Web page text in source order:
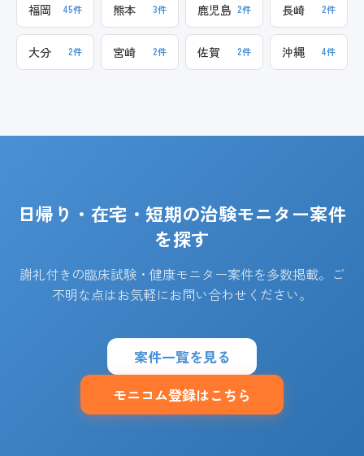
福岡 45件 熊本 3件 鹿児島 2件 長崎 2件
大分 2件 宮崎 2件 佐賀 2件 沖縄 4件
日帰り・在宅・短期の治験モニター案件
を探す
謝礼付きの臨床試験・健康モニター案件を多数掲載。ご
不明な点はお気軽にお問い合わせください。
案件一覧を見る
モニコム登録はこちら